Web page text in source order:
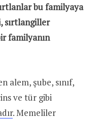
bu familyaya
sırtlangiller
familyanın
alem, şube, sınıf,
ve tür gibi
. Memeliler